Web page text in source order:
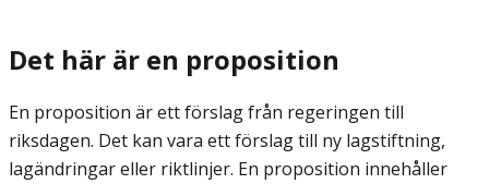
Det här är en proposition
En proposition är ett förslag från regeringen till
riksdagen. Det kan vara ett förslag till ny lagstiftning,
lagändringar eller riktlinjer. En proposition innehåller